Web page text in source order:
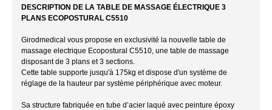
DESCRIPTION DE LA TABLE DE MASSAGE ÉLECTRIQUE 3
PLANS ECOPOSTURAL C5510
Girodmedical vous propose en exclusivité la nouvelle table de
massage electrique Ecopostural C5510, une table de massage
disposant de 3 plans et 3 sections.
Cette table supporte jusqu'à 175kg et dispose d'un système de
réglage de la hauteur par système périphérique avec moteur.
Sa structure fabriquée en tube d’acier laqué avec peinture époxy